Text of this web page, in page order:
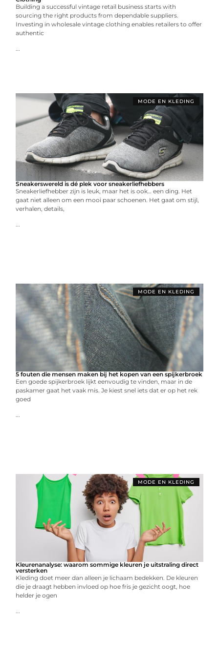
Building a successful vintage retail business starts with
sourcing the right products from dependable suppliers.
Investing in wholesale vintage clothing enables retailers to offer
authentic
...
MODE EN KLEDING
Sneakerswereld is dé plek voor sneakerliefhebbers
Sneakerliefhebber zijn is leuk, maar het is ook… een ding. Het
gaat niet alleen om een mooi paar schoenen. Het gaat om stijl,
verhalen, details,
...
MODE EN KLEDING
5 fouten die mensen maken bij het kopen van een spijkerbroek
Een goede spijkerbroek lijkt eenvoudig te vinden, maar in de
paskamer gaat het vaak mis. Je kiest snel iets dat er op het rek
goed
...
MODE EN KLEDING
Kleurenanalyse: waarom sommige kleuren je uitstraling direct
versterken
Kleding doet meer dan alleen je lichaam bedekken. De kleuren
die je draagt hebben invloed op hoe fris je gezicht oogt, hoe
helder je ogen
...